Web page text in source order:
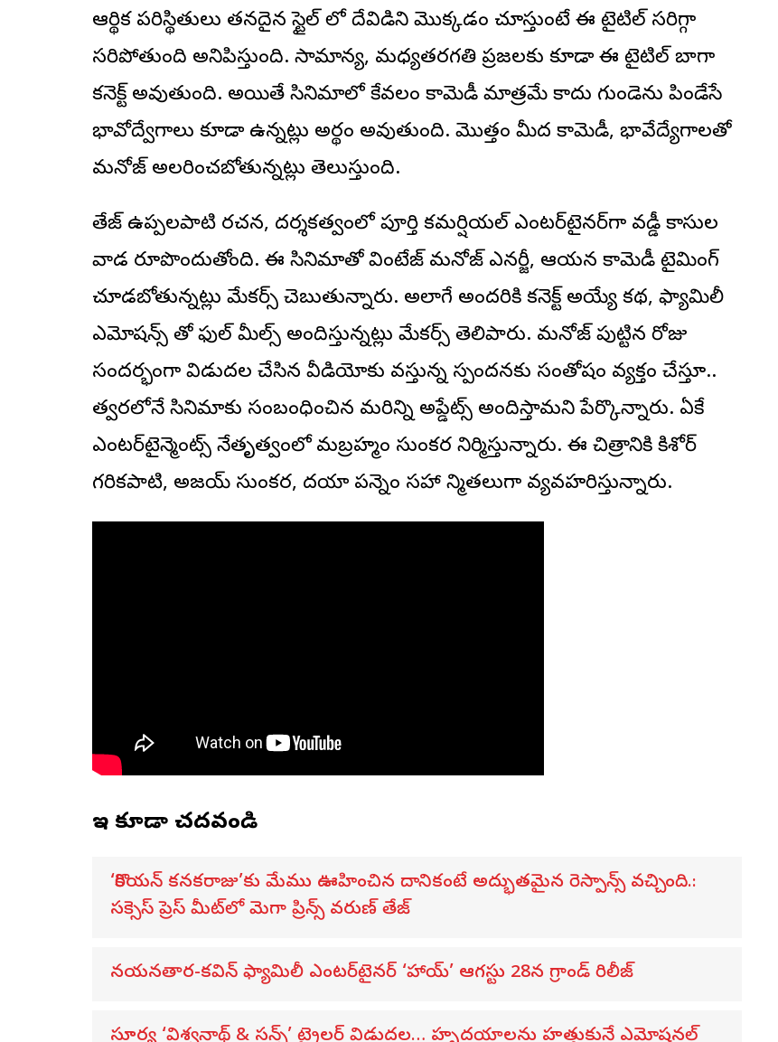
ఆర్థిక పరిస్థితులు తనదైన స్టైల్ లో దేవిడిని మొక్కడం చూస్తుంటే ఈ టైటిల్ సరిగ్గా
సరిపోతుంది అనిపిస్తుంది. సామాన్య, మధ్యతరగతి ప్రజలకు కూడా ఈ టైటిల్ బాగా
కనెక్ట్ అవుతుంది. అయితే సినిమాలో కేవలం కామెడీ మాత్రమే కాదు గుండెను పిండేసే
భావోద్వేగాలు కూడా ఉన్నట్లు అర్థం అవుతుంది. మొత్తం మీద కామెడీ, భావేద్యేగాలతో
మనోజ్ అలరించబోతున్నట్లు తెలుస్తుంది.
తేజ్ ఉప్పలపాటి రచన, దర్శకత్వంలో పూర్తి కమర్షియల్ ఎంటర్‌టైనర్‌గా వడ్డీ కాసుల
వాడ రూపొందుతోంది. ఈ సినిమాతో వింటేజ్ మనోజ్ ఎనర్జీ, ఆయన కామెడీ టైమింగ్
చూడబోతున్నట్లు మేకర్స్ చెబుతున్నారు. అలాగే అందరికి కనెక్ట్ అయ్యే కథ, ఫ్యామిలీ
ఎమోషన్స్ తో ఫుల్ మీల్స్ అందిస్తున్నట్లు మేకర్స్ తెలిపారు. మనోజ్ పుట్టిన రోజు
సందర్భంగా విడుదల చేసిన వీడియోకు వస్తున్న స్పందనకు సంతోషం వ్యక్తం చేస్తూ..
త్వరలోనే సినిమాకు సంబంధించిన మరిన్ని అప్డేట్స్ అందిస్తామని పేర్కొన్నారు. ఏకే
ఎంటర్‌టైన్మెంట్స్ నేతృత్వంలో రామబ్రహ్మం సుంకర నిర్మిస్తున్నారు. ఈ చిత్రానికి కిశోర్
గరికపాటి, అజయ్ సుంకర, దయా పన్నెం సహా నిర్మాతలుగా వ్యవహరిస్తున్నారు.
ఇవి కూడా చదవండి
‘కొరియన్ కనకరాజు’కు మేము ఊహించిన దానికంటే అద్భుతమైన రెస్పాన్స్ వచ్చింది.:
సక్సెస్ ప్రెస్ మీట్‌లో మెగా ప్రిన్స్ వరుణ్ తేజ్
నయనతార-కవిన్ ఫ్యామిలీ ఎంటర్‌టైనర్ ‘హాయ్’ ఆగస్టు 28న గ్రాండ్ రిలీజ్